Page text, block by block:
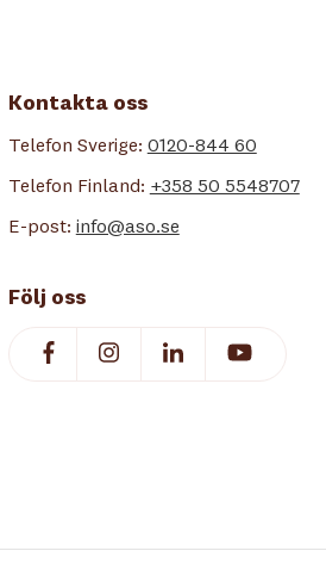
Kontakta oss
Telefon Sverige: 0120-844 60
Telefon Finland: +358 50 5548707
E-post: info@aso.se
Följ oss